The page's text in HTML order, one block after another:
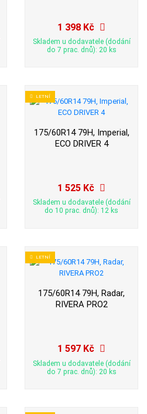
1 398 Kč
Skladem u dodavatele (dodání
do 7 prac. dnů): 20 ks
LETNÍ
175/60R14 79H, Imperial,
ECO DRIVER 4
1 525 Kč
Skladem u dodavatele (dodání
do 10 prac. dnů): 12 ks
LETNÍ
175/60R14 79H, Radar,
RIVERA PRO2
1 597 Kč
Skladem u dodavatele (dodání
do 7 prac. dnů): 20 ks